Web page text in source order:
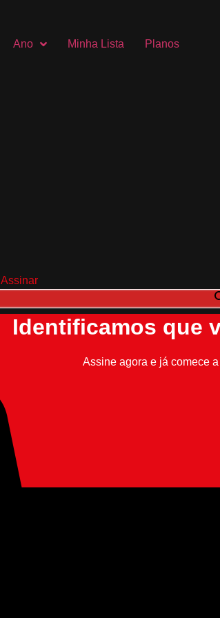
Ano Minha Lista Planos
Assinar
Identificamos que
Assine agora e já comece